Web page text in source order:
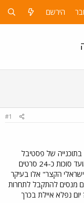
הירשם
#1
של פסטיבל
הסרטים הבנלאומי בחיפה שיתקיים בחול המועד סוכות כ-24 סרטים
הקצר" אלו בעיקר
מנסים להתקבל לתחרות
נפלא איילת בכרך